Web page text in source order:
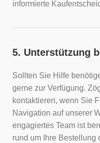
informierte
5. Unterstützung
Sollten Sie Hilfe
gerne zur Verfügung.
kontaktieren, wenn Sie
Navigation auf unserer
engagiertes Team ist
rund um Ihre Bestellung